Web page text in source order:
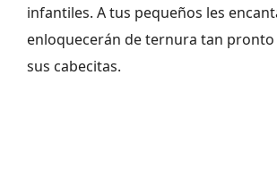
infantiles. A tus pequeños les
enloquecerán de ternura tan
sus cabecitas.